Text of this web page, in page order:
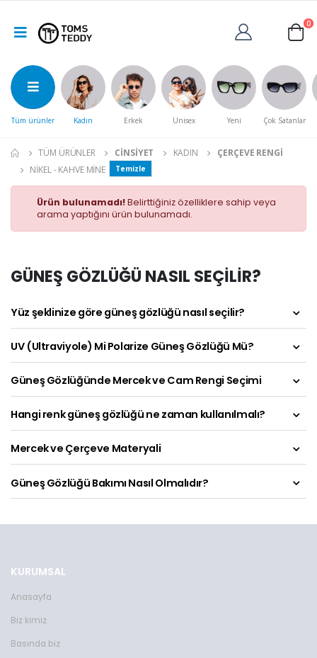
0
Tüm ürünler Kadın Erkek Unisex Yeni Çok Satanlar
TÜM ÜRÜNLER CINSIYET KADIN
ÇERÇEVE RENGI
NIKEL - KAHVE MINE
Temizle
Ürün bulunamadı!Belirttiğiniz özelliklere sahip veya
arama yaptığını ürün bulunamadı.
GÜNEŞ GÖZLÜĞÜ NASIL SEÇİLİR?
Yüz şeklinize göre güneş gözlüğü nasıl seçilir?
UV (Ultraviyole) Mi Polarize Güneş Gözlüğü Mü?
Güneş Gözlüğünde Mercek ve Cam Rengi Seçimi
Hangi renk güneş gözlüğü ne zaman kullanılmalı?
Mercek ve Çerçeve Materyali
Güneş Gözlüğü Bakımı Nasıl Olmalıdır?
KURUMSAL
Anasayfa
Biz kimiz
Basında biz